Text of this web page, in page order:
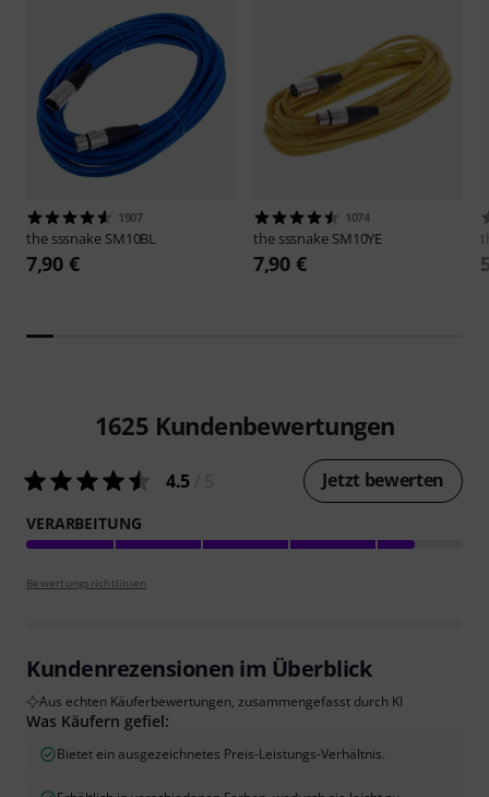
1907
the sssnake SM10BL
7,90 €
1074
the sssnake SM10YE
7,90 €
1625 Kundenbewertungen
4.5 Jetzt bewerten
VERARBEITUNG
Bewertungsrichtlinien
Kundenrezensionen im Überblick
Aus echten Käuferbewertungen, zusammengefasst durch KI
Was Käufern gefiel:
Bietet ein ausgezeichnetes Preis-Leistungs-Verhältnis.